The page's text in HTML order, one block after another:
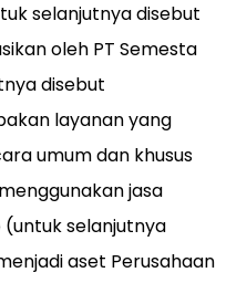
selanjutnya disebut
oleh PT Semesta
disebut
layanan yang
umum dan khusus
jasa
selanjutnya
aset Perusahaan